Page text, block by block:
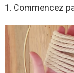
1. Commencez